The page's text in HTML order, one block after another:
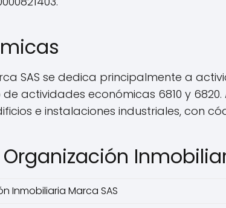
SAS se dedica principalmente a
actividades económicas 6810 y
e instalaciones industriales, con
Inmobiliaria Marca SAS